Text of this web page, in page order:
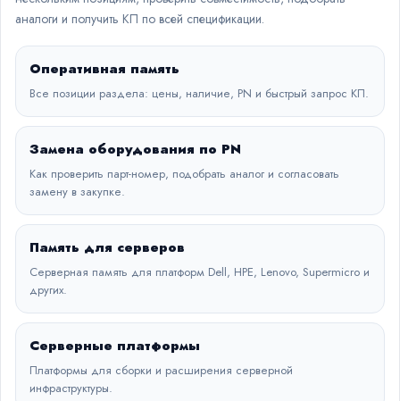
аналоги и получить КП по всей спецификации.
Оперативная память
Все позиции раздела: цены, наличие, PN и быстрый запрос КП.
Замена оборудования по PN
Как проверить парт-номер, подобрать аналог и согласовать
замену в закупке.
Память для серверов
Серверная память для платформ Dell, HPE, Lenovo, Supermicro и
других.
Серверные платформы
Платформы для сборки и расширения серверной
инфраструктуры.